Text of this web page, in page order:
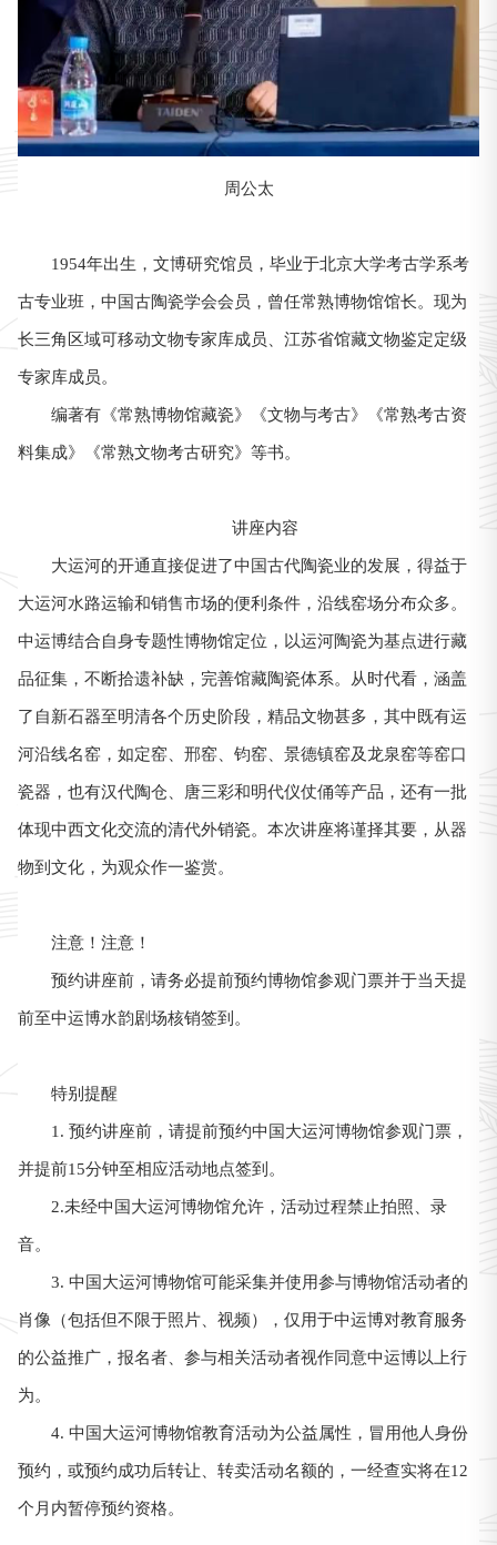
周公太
1954年出生，文博研究馆员，毕业于北京大学考古学系考
古专业班，中国古陶瓷学会会员，曾任常熟博物馆馆长。现为
长三角区域可移动文物专家库成员、江苏省馆藏文物鉴定定级
专家库成员。
编著有《常熟博物馆藏瓷》《文物与考古》《常熟考古资
料集成》《常熟文物考古研究》等书。
讲座内容
大运河的开通直接促进了中国古代陶瓷业的发展，得益于
大运河水路运输和销售市场的便利条件，沿线窑场分布众多。
中运博结合自身专题性博物馆定位，以运河陶瓷为基点进行藏
品征集，不断拾遗补缺，完善馆藏陶瓷体系。从时代看，涵盖
了自新石器至明清各个历史阶段，精品文物甚多，其中既有运
河沿线名窑，如定窑、邢窑、钧窑、景德镇窑及龙泉窑等窑口
瓷器，也有汉代陶仓、唐三彩和明代仪仗俑等产品，还有一批
体现中西文化交流的清代外销瓷。本次讲座将谨择其要，从器
物到文化，为观众作一鉴赏。
注意！注意！
预约讲座前，请务必提前预约博物馆参观门票并于当天提
前至中运博水韵剧场核销签到。
特别提醒
1. 预约讲座前，请提前预约中国大运河博物馆参观门票，
并提前15分钟至相应活动地点签到。
2.未经中国大运河博物馆允许，活动过程禁止拍照、录
音。
3. 中国大运河博物馆可能采集并使用参与博物馆活动者的
肖像（包括但不限于照片、视频），仅用于中运博对教育服务
的公益推广，报名者、参与相关活动者视作同意中运博以上行
为。
4. 中国大运河博物馆教育活动为公益属性，冒用他人身份
预约，或预约成功后转让、转卖活动名额的，一经查实将在12
个月内暂停预约资格。